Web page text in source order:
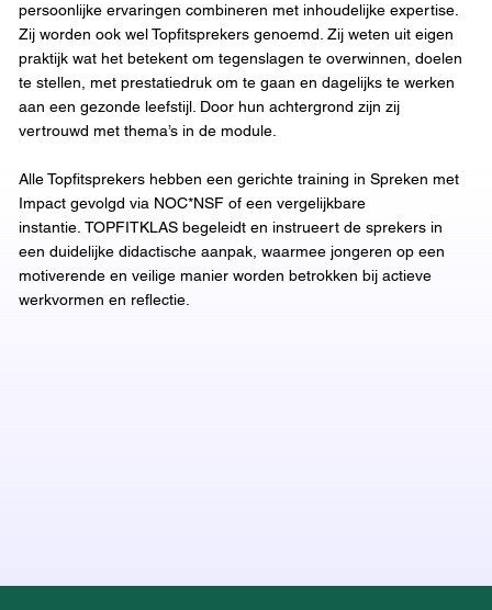
persoonlijke ervaringen combineren met inhoudelijke expertise.
Zij worden ook wel Topfitsprekers genoemd. Zij weten uit eigen
praktijk wat het betekent om tegenslagen te overwinnen, doelen
te stellen, met prestatiedruk om te gaan en dagelijks te werken
aan een gezonde leefstijl. Door hun achtergrond zijn zij
vertrouwd met thema’s in de module.
Alle Topfitsprekers hebben een gerichte training in Spreken met
Impact gevolgd via NOC*NSF of een vergelijkbare
instantie. TOPFITKLAS begeleidt en instrueert de sprekers in
een duidelijke didactische aanpak, waarmee jongeren op een
motiverende en veilige manier worden betrokken bij actieve
werkvormen en reflectie.